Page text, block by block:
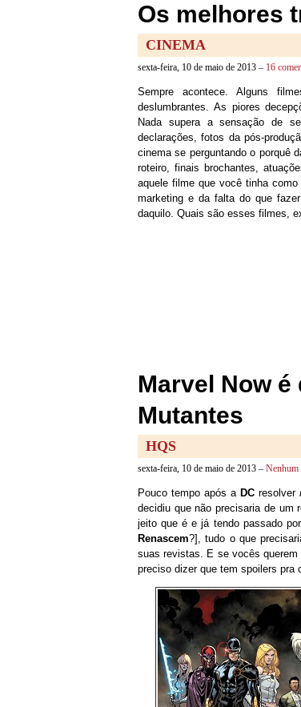
Os melhores
CINEMA
sexta-feira, 10 de maio de 2013 – 16
Sempre acontece. Alguns
deslumbrantes. As piores
Nada supera a sensação de
declarações, fotos da pós-
cinema se perguntando o porquê
roteiro, finais brochantes,
aquele filme que você tinha
marketing e da falta do que
daquilo. Quais são esses filmes,
Marvel Now é
Mutantes
HQS
sexta-feira, 10 de maio de 2013 – Nenhum
Pouco tempo após a DC resolver
decidiu que não precisaria de um
jeito que é e já tendo passado
Renascem?], tudo o que
suas revistas. E se vocês
preciso dizer que tem spoilers pra